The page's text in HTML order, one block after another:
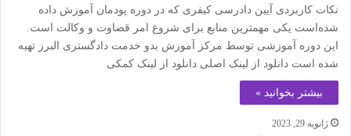
نکات کاربردی آیین دادرسی کیفری که در دوره پودمان آموزش داده
شده‌است یکی مهمترین منابع برای شروع امر قضاوت و وکالت است.
این دوره آموزشی توسط مرکز آموزش بدو خدمت دادگستری البرز تهیه
شده است دانلود از لینک اصلی دانلود از لینک کمکی
بیشتر بخوانید »
ژانویه 29, 2023